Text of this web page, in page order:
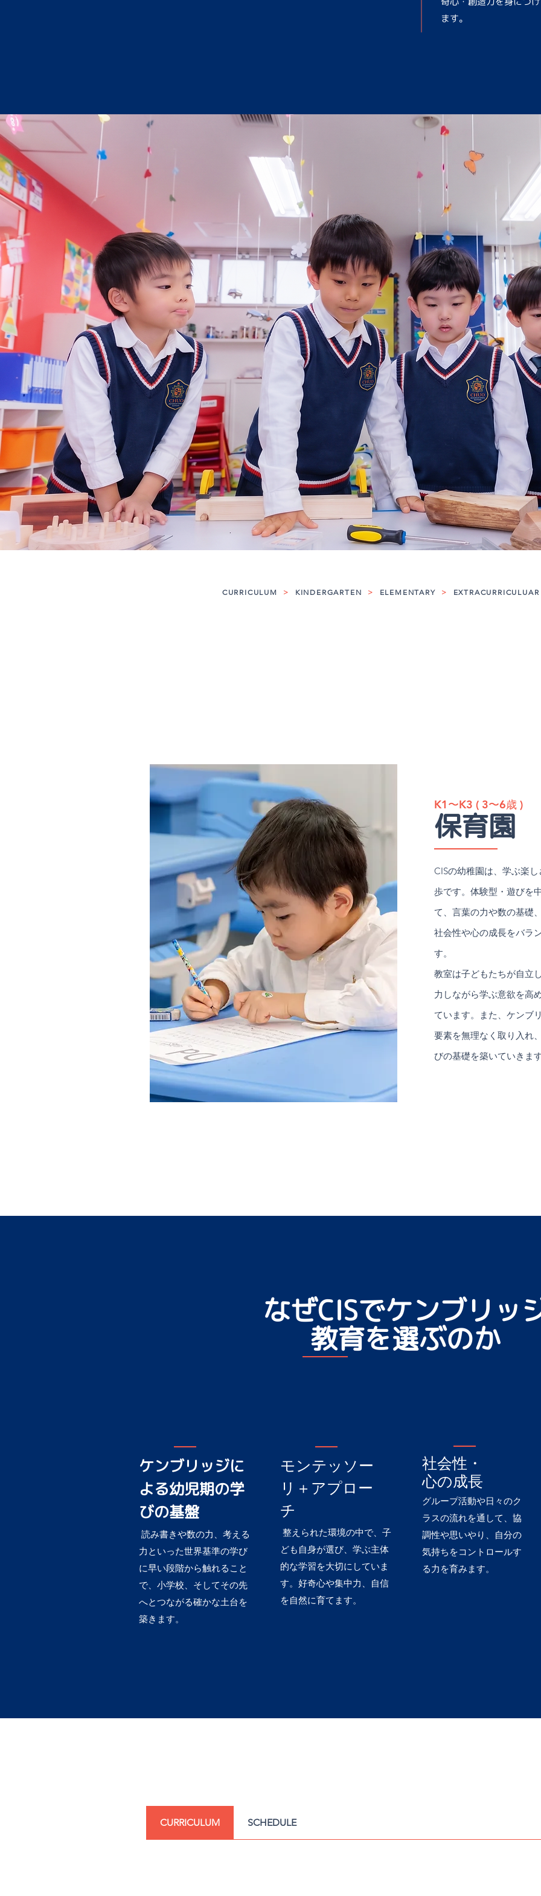
ます。
CURRICULUM > KINDERGARTEN > ELEMENTARY >
K1〜K3 ( 3〜6歳 )
保育園
CISの幼稚園は、学ぶ楽
歩です。体験型・遊びを
て、言葉の力や数の基礎
社会性や心の成長をバラ
す。
教室は子どもたちが自立
力しながら学ぶ意欲を高
ています。また、ケンブ
要素を無理なく取り入れ
びの基礎を築いていきま
なぜCISでケンブリッ
教育を選ぶのか
ケンブリッジに
よる幼児期の学
びの基盤
読み書きや数の力、考える
力といった世界基準の学び
に早い段階から触れること
で、小学校、そしてその先
へとつながる確かな土台を
築きます。
モンテッソー
リ＋アプロー
チ
整えられた環境の中で、子
ども自身が選び、学ぶ主体
的な学習を大切にしていま
す。好奇心や集中力、自信
を自然に育てます。
社会性・
心の成長
グループ活動や日々のク
ラスの流れを通して、協
調性や思いやり、自分の
気持ちをコントロールす
る力を育みます。
CURRICULUM SCHEDULE